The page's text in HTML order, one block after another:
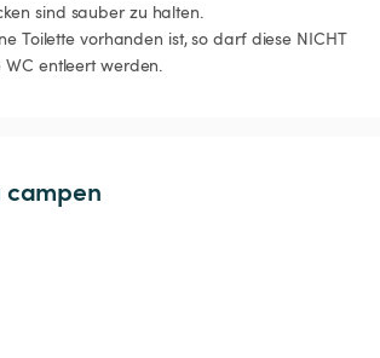
sind sauber zu halten.
Toilette vorhanden ist, so darf diese NICHT
entleert werden.
campen